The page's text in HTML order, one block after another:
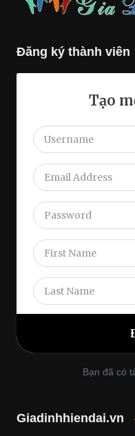
Đăng ký thành viên
Tạo
Bạn đã có
Giadinhhiendai.vn